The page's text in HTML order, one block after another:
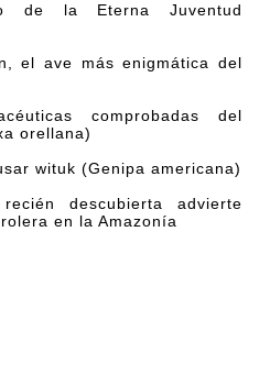
de la Eterna Juventud
el ave más enigmática del
comprobadas del
orellana)
wituk (Genipa americana)
descubierta advierte
en la Amazonía